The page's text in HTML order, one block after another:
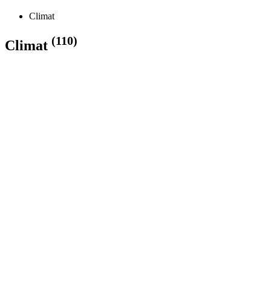
Climat
Climat (110)